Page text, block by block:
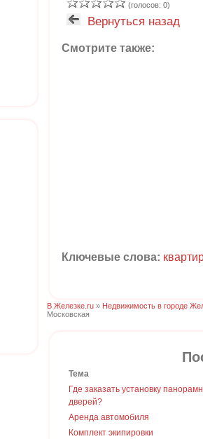
(голосов: 0)
Вернуться назад
Смотрите также:
Ключевые слова:
В Железке.ru » Недвижимость в городе
Московская
Тема
Где заказать установку
дверей?
Аренда автомобиля
Комплект экипировки